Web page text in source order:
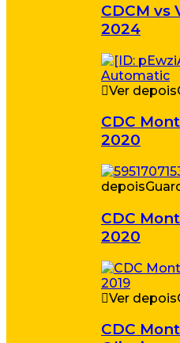
CDCM vs
2024
Ver depois
CDC
2020
depois
CDC
2020
Ver depois
CDC